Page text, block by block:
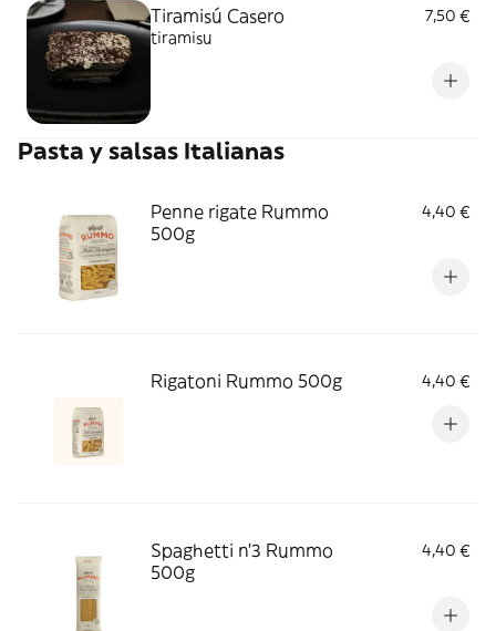
Tiramisú Casero
7,50 €
tiramisu
Pasta y salsas Italianas
Penne rigate Rummo
500g
4,40 €
Rigatoni Rummo 500g 4,40 €
Spaghetti n'3 Rummo
500g
4,40 €